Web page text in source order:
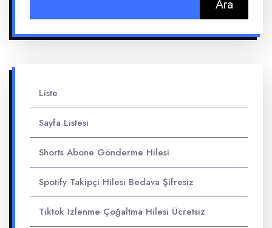
Liste
Sayfa Listesi
Shorts Abone Gönderme Hilesi
Spotify Takipçi Hilesi Bedava Şifresiz
Tiktok Izlenme Çoğaltma Hilesi Ücretsiz